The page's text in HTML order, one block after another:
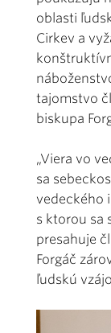
oblasti
Cirkev a
tajomstvo
biskupa
„Viera vo
sa
vedeckého
s ktorou sa
presahuje
Forgáč
ľudskú